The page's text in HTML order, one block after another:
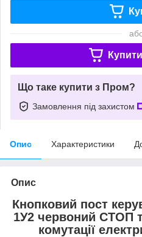
Що таке купити з Пром?
Замовлення під захистом
Опис Характеристики
Опис
Кнопковий пост
1У2 червоний СТОП
комутації